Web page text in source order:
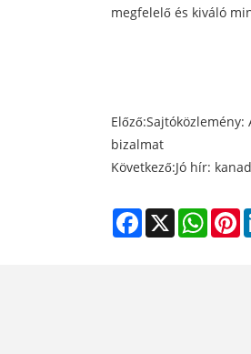
megfelelő és kiváló
Előző:
bizalmat
Következő:Jó hír:
Facebook
X